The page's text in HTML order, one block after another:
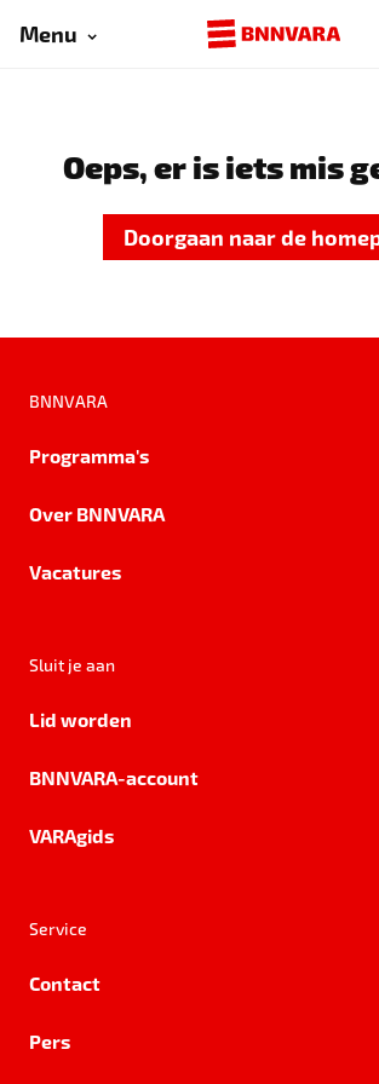
Menu
Oeps, er is iets mis
Doorgaan naar de
BNNVARA
Programma's
Over BNNVARA
Vacatures
Sluit je aan
Lid worden
BNNVARA-account
VARAgids
Service
Contact
Pers